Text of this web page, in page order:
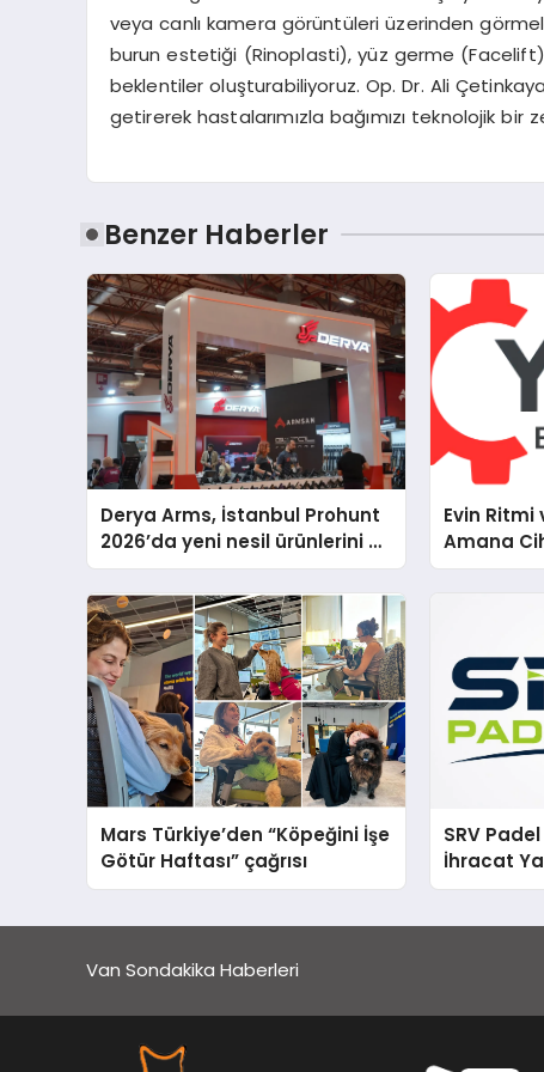
veya canlı kamera görüntüleri üzerinden
burun estetiği (Rinoplasti), yüz germe
beklentiler oluşturabiliyoruz. Op. Dr. Ali
getirerek hastalarımızla bağımızı teknolojik bir
Benzer Haberler
Derya Arms, İstanbul Prohunt
2026’da yeni nesil ürünlerini ve
global marka vizyonunu
sergiledi
Evin
Amana
Teknik
Mars Türkiye’den “Köpeğini İşe
Götür Haftası” çağrısı
SRV
İhracat
Padel
Van Sondakika Haberleri